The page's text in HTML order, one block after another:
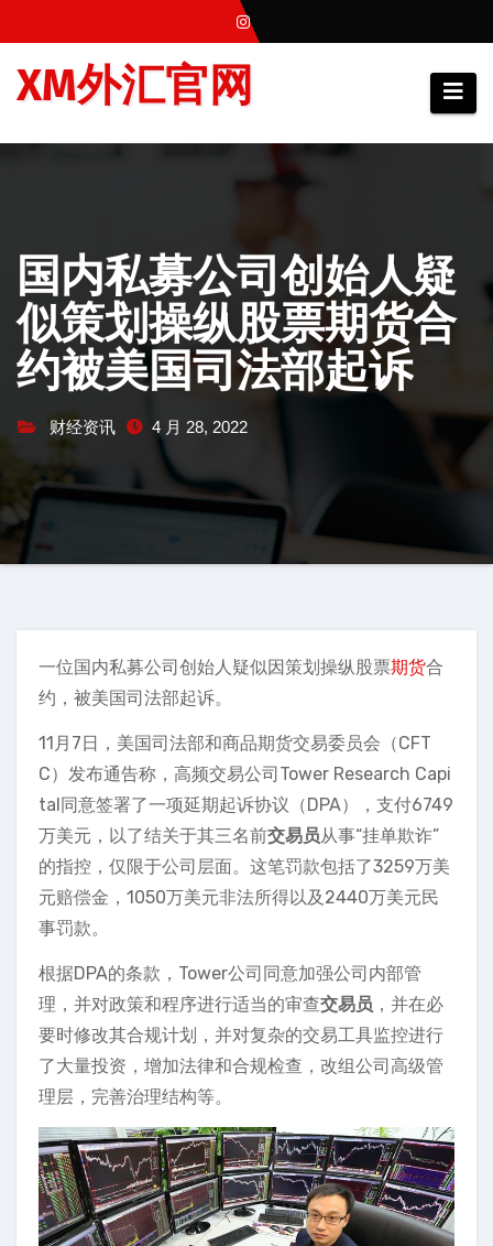
至
XM外汇官网
国内私募公司创始人疑
似策划操纵股票期货合
约被美国司法部起诉
财经资讯 4 月 28, 2022
一位国内私募公司创始人疑似因策划操纵股票期货合
约，被美国司法部起诉。
11月7日，美国司法部和商品期货交易委员会（CFT
C）发布通告称，高频交易公司Tower Research Capi
tal同意签署了一项延期起诉协议（DPA），支付6749
万美元，以了结关于其三名前交易员从事“挂单欺诈”
的指控，仅限于公司层面。这笔罚款包括了3259万美
元赔偿金，1050万美元非法所得以及2440万美元民
事罚款。
根据DPA的条款，Tower公司同意加强公司内部管
理，并对政策和程序进行适当的审查交易员 ，并在必
要时修改其合规计划，并对复杂的交易工具监控进行
了大量投资，增加法律和合规检查，改组公司高级管
理层，完善治理结构等。